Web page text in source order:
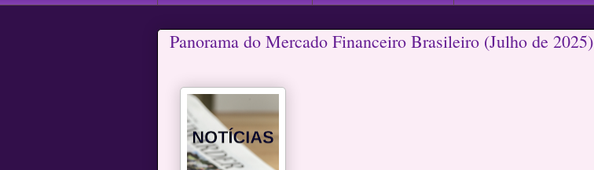
Panorama do Mercado Financeiro Brasileiro (Julho de 2025)